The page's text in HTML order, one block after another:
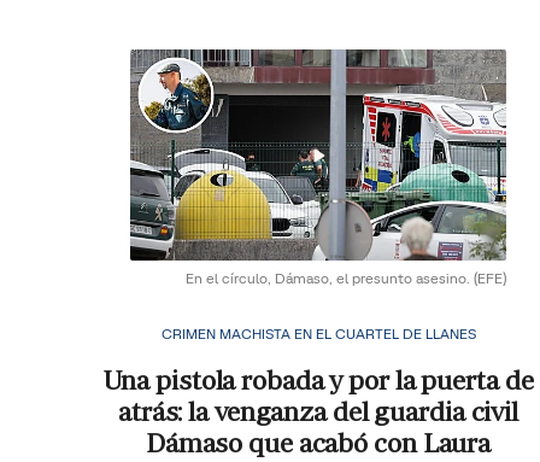
En el círculo, Dámaso, el presunto asesino. (EFE)
CRIMEN MACHISTA EN EL CUARTEL DE LLANES
Una pistola robada y por la puerta de
atrás: la venganza del guardia civil
Dámaso que acabó con Laura